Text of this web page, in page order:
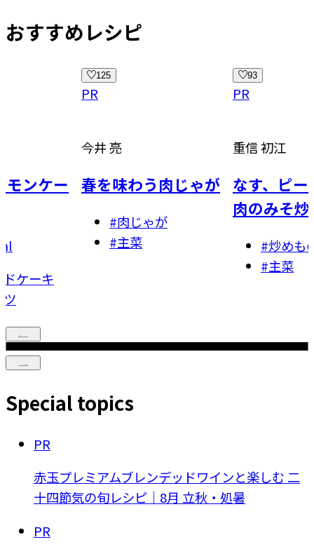
おすすめレシピ
肉じゃが
93
PR
重信 初江
なす、ピーマン、豚
#炒めもの
PR
今井 亮
たけのこ
まみ炒め
#炒め
#主菜
Special topics
PR
赤玉プレミアムブレンデッドワインと楽しむ 二
十四節気の旬レシピ｜8月 立秋・処暑
PR